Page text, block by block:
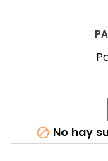
 No hay